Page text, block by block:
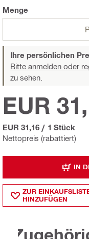
Menge
Ihre persönlichen
Bitte anmelden oder
zu sehen.
Nettopreis (rabattiert)
EUR
EUR 31,16 / 1 Stück
IN
ZUR
HINZUFÜGEN